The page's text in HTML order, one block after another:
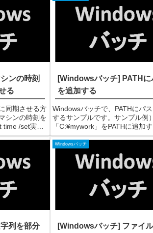
ンの時刻
る
同期させる方
シンの時刻を
/set実行
マシンの時刻
[Windowsバッチ] PATHに
を追加する
Windowsバッチで、PATHにパ
するサンプルです。サンプル例
「C:¥mywork」をPATHに追加す
行結果例）コマンドプロンプト
¥>addpath.bat成功: 指定した値
れました。PATHにC:¥myw...
列を部分
Windowsバッチ
[Windowsバッチ] ファイ